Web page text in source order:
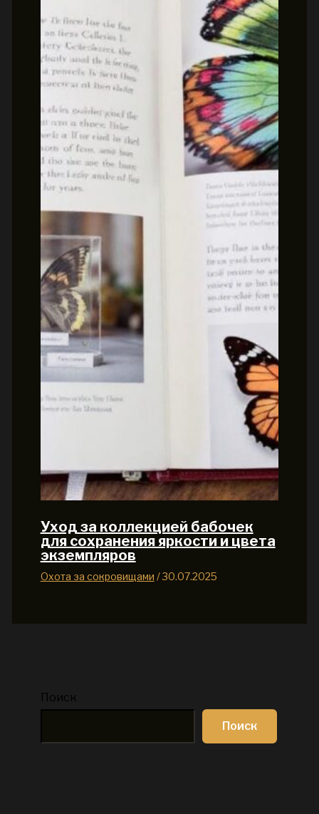
Уход за коллекцией бабочек
для сохранения яркости и цвета
экземпляров
Охота за сокровищами /30.07.2025
Поиск
Поиск